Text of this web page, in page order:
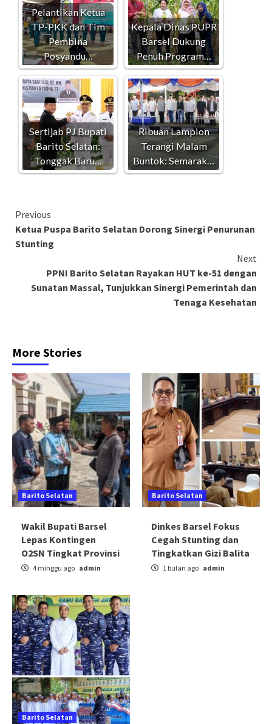
Pelantikan Ketua
TP-PKK dan Tim
Pembina
Posyandu…
Kepala Dinas PUPR
Barsel Dukung
Penuh Program…
Sertijab PJ Bupati
Barito Selatan:
Tonggak Baru…
Ribuan Lampion
Terangi Malam
Buntok: Semarak…
Continue
Reading
Previous
Ketua Puspa Barito Selatan Dorong Sinergi Penurunan
Stunting
Next
PPNI Barito Selatan Rayakan HUT ke-51 dengan
Sunatan Massal, Tunjukkan Sinergi Pemerintah dan
Tenaga Kesehatan
More Stories
Barito Selatan
Wakil Bupati Barsel
Lepas Kontingen
O2SN Tingkat Provinsi
4 minggu ago admin
Barito Selatan
Dinkes Barsel Fokus
Cegah Stunting dan
Tingkatkan Gizi Balita
1 bulan ago admin
Barito Selatan